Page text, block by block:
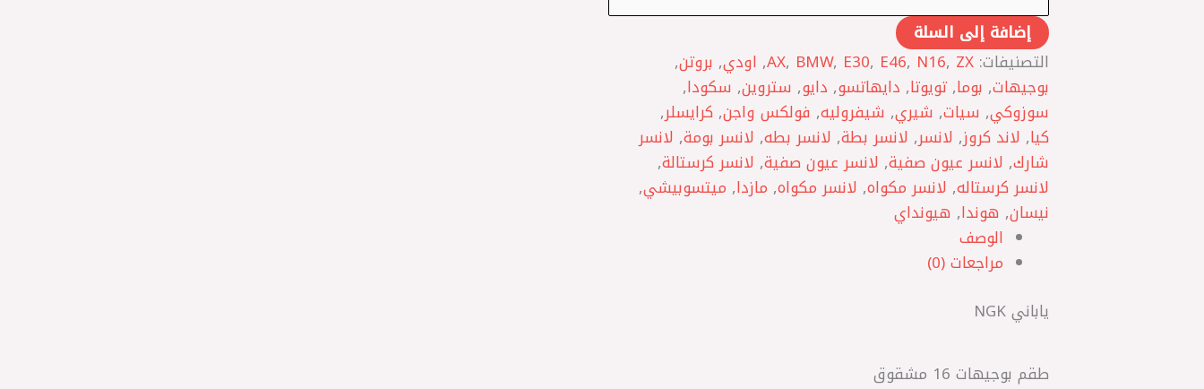
إضافة إلى السلة
التصنيفات:
AX, BMW, E30, E46, N16, ZX
, اودي, بروتن,
بوجيهات, بوما, تويوتا, دايهاتسو, دايو, ستروين, سكودا,
سوزوكي, سيات, شيري, شيفروليه, فولكس واجن, كرايسلر,
كيا, لاند كروز, لانسر, لانسر بطة, لانسر بطه, لانسر بومة, لانسر
شارك, لانسر عيون صفية, لانسر عيون صفية, لانسر كرستالة,
لانسر كرستاله, لانسر مكواه, لانسر مكواه, مازدا, ميتسوبيشي,
نيسان, هوندا, هيونداي
الوصف
مراجعات (0)
ياباني NGK
طقم بوجيهات 16 مشقوق